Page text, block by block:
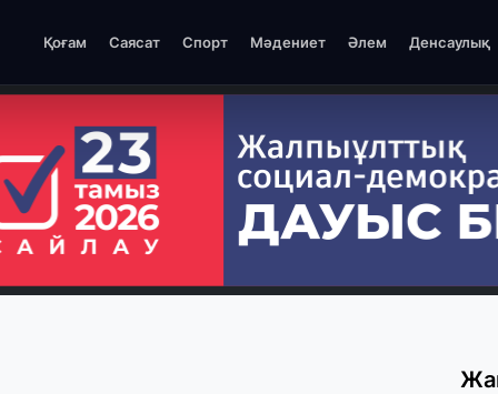
Қоғам Саясат Спорт Мәдениет Әлем Денсаулық